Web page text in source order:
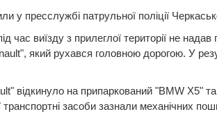
у пресслужбі патрульної поліції
час виїзду з прилеглої території не надав
який рухався головною дорогою. У
відкинуло на припаркований "BMW X5"
транспортні засоби зазнали механічних